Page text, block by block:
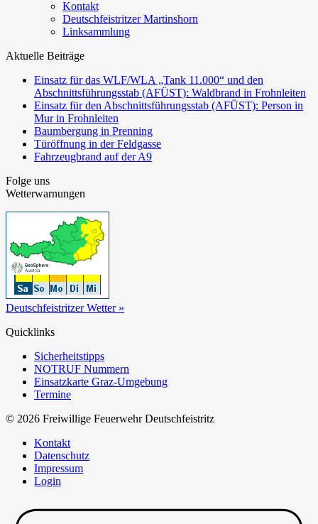
Kontakt
Deutschfeistritzer Martinshorn
Linksammlung
Aktuelle Beiträge
Einsatz für das WLF/WLA „Tank 11.000“ und den
Abschnittsführungsstab (AFÜST): Waldbrand in Frohnleiten
Einsatz für den Abschnittsführungsstab (AFÜST): Person in
Mur in Frohnleiten
Baumbergung in Prenning
Türöffnung in der Feldgasse
Fahrzeugbrand auf der A9
Folge uns
Wetterwarnungen
Deutschfeistritzer Wetter »
Quicklinks
Sicherheitstipps
NOTRUF Nummern
Einsatzkarte Graz-Umgebung
Termine
© 2026 Freiwillige Feuerwehr Deutschfeistritz
Kontakt
Datenschutz
Impressum
Login